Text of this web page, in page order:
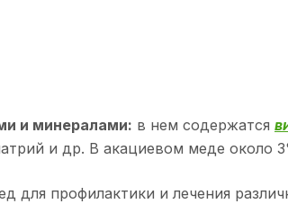
и минералами: в нем содержатся
и др. В акациевом меде около
для профилактики и лечения